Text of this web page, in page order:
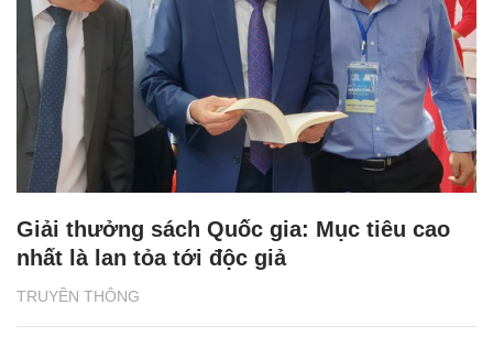
TRUYỀN THÔNG
Giải thưởng sách Quốc gia: Mục tiêu cao
nhất là lan tỏa tới độc giả